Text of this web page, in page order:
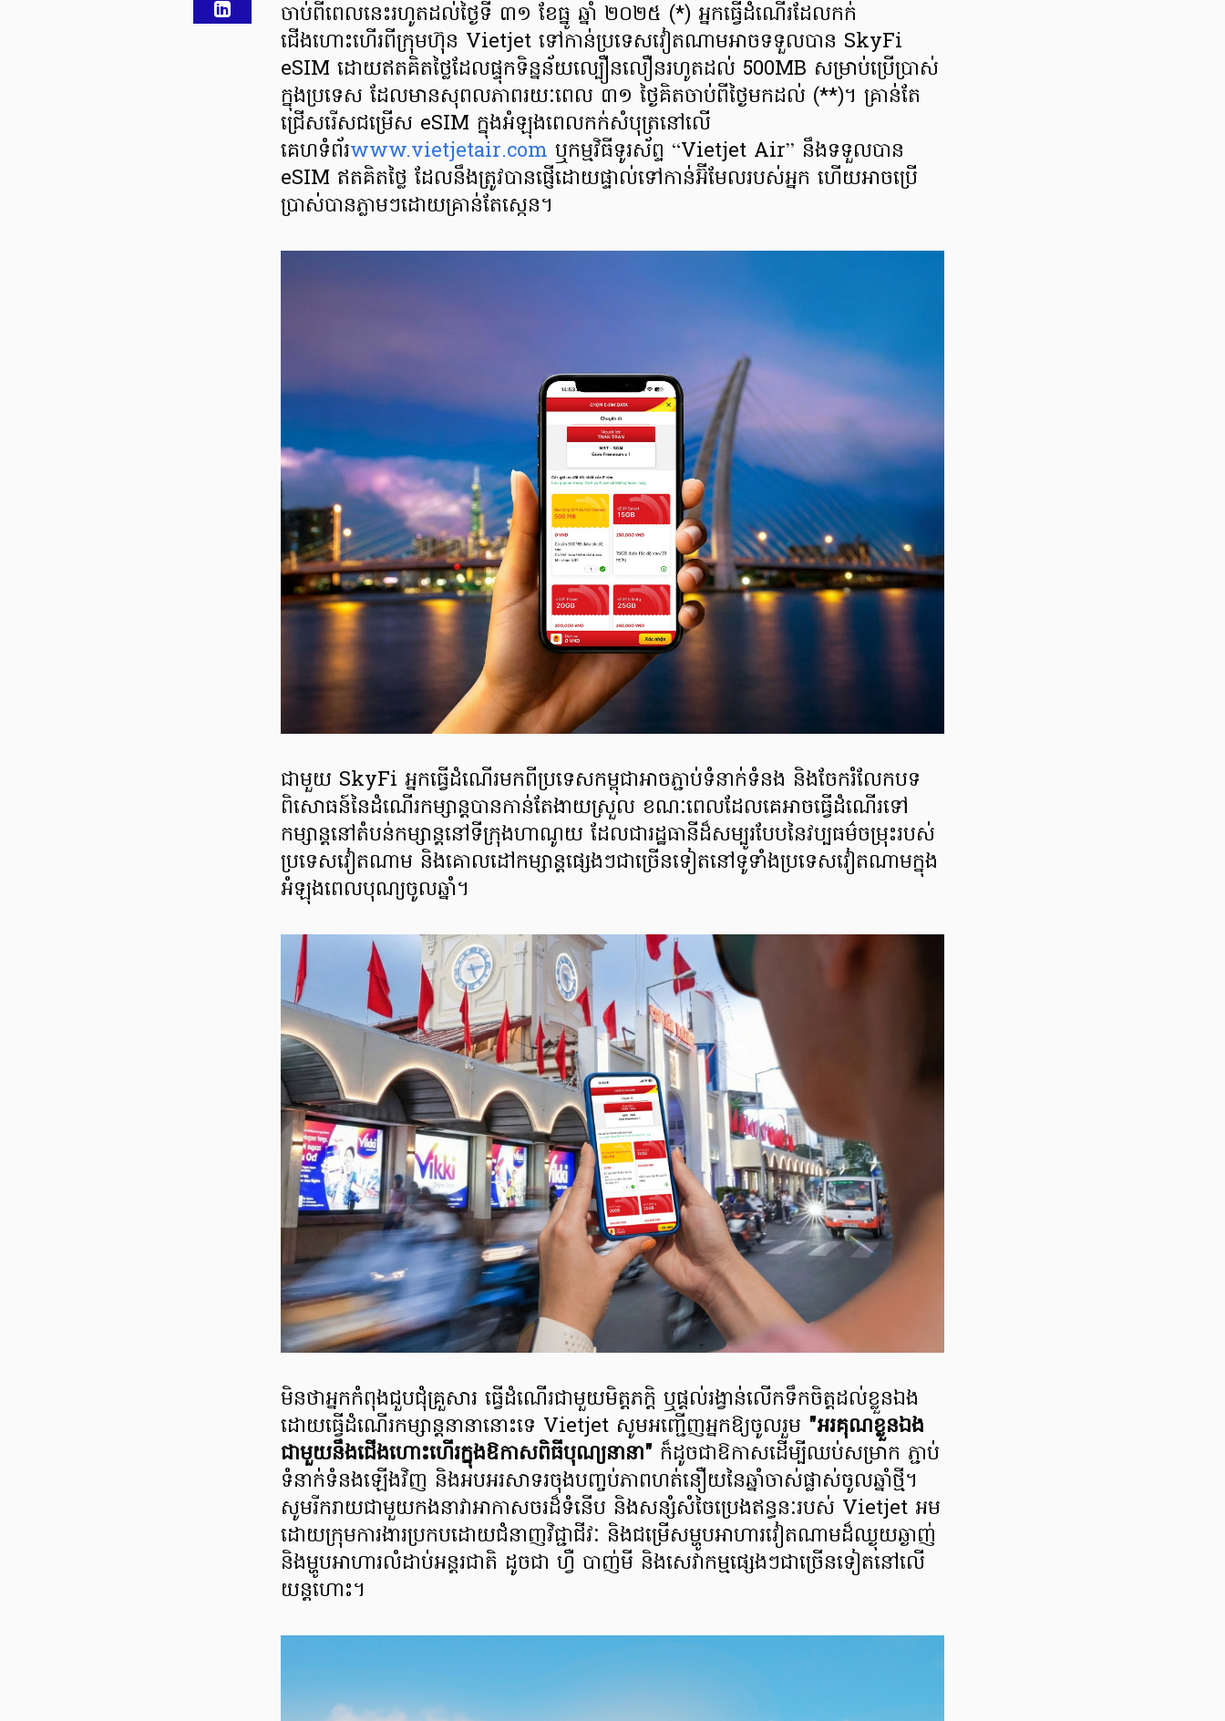
ចាប់ពីពេលនេះរហូតដល់ថ្ងៃទី ៣១ ខែធ្នូ ឆ្នាំ ២០២៥ (*) អ្នកធ្វើដំណើរដែលកក់
ជើងហោះហើរពីក្រុមហ៊ុន Vietjet ទៅកាន់ប្រទេសវៀតណាមអាចទទួលបាន SkyFi
eSIM ដោយឥតគិតថ្លៃដែលផ្ទុកទិន្នន័យល្បឿនលឿនរហូតដល់ 500MB សម្រាប់ប្រើប្រាស់
ក្នុងប្រទេស ដែលមានសុពលភាពរយៈពេល ៣១ ថ្ងៃគិតចាប់ពីថ្ងៃមកដល់ (**)។ គ្រាន់តែ
ជ្រើសរើសជម្រើស eSIM ក្នុងអំឡុងពេលកក់សំបុត្រនៅលើ
គេហទំព័រwww.vietjetair.com ឬកម្មវិធីទូរស័ព្ទ “Vietjet Air” នឹងទទួលបាន
eSIM ឥតគិតថ្លៃ ដែលនឹងត្រូវបានផ្ញើដោយផ្ទាល់ទៅកាន់អ៊ីមែលរបស់អ្នក ហើយអាចប្រើ
ប្រាស់បានភ្លាមៗដោយគ្រាន់តែស្កេន។
ជាមួយ SkyFi អ្នកធ្វើដំណើរមកពីប្រទេសកម្ពុជាអាចភ្ជាប់ទំនាក់ទំនង និងចែករំលែកបទ
ពិសោធន៍នៃដំណើរកម្សាន្តបានកាន់តែងាយស្រួល ខណៈពេលដែលគេអាចធ្វើដំណើរទៅ
កម្សាន្តនៅតំបន់កម្សាន្តនៅទីក្រុងហាណូយ ដែលជារដ្ឋធានីដ៏សម្បូរបែបនៃវប្បធម៌ចម្រុះរបស់
ប្រទេសវៀតណាម និងគោលដៅកម្សាន្តផ្សេងៗជាច្រើនទៀតនៅទូទាំងប្រទេសវៀតណាមក្នុង
អំឡុងពេលបុណ្យចូលឆ្នាំ។
មិនថាអ្នកកំពុងជួបជុំគ្រួសារ ធ្វើដំណើរជាមួយមិត្តភក្តិ ឬផ្តល់រង្វាន់លើកទឹកចិត្តដល់ខ្លួនឯង
ដោយធ្វើដំណើរកម្សាន្តនានានោះទេ Vietjet សូមអញ្ជើញអ្នកឱ្យចូលរួម "អរគុណខ្លួនឯង
ជាមួយនឹងជើងហោះហើរក្នុងឱកាសពិធីបុណ្យនានា" ក៏ដូចជាឱកាសដើម្បីឈប់សម្រាក ភ្ជាប់
ទំនាក់ទំនងឡើងវិញ និងអបអរសាទរចុងបញ្ចប់ភាពហត់នឿយនៃឆ្នាំចាស់ផ្លាស់ចូលឆ្នាំថ្មី។
សូមរីករាយជាមួយកងនាវាអាកាសចរដ៏ទំនើប និងសន្សំសំចៃប្រេងឥន្ធនៈរបស់ Vietjet អម
ដោយក្រុមការងារប្រកបដោយជំនាញវិជ្ជាជីវៈ និងជម្រើសម្ហូបអាហារវៀតណាមដ៏ឈ្ងុយឆ្ងាញ់
និងម្ហូបអាហារលំដាប់អន្តរជាតិ ដូចជា ហ្វឺ បាញ់មី និងសេវាកម្មផ្សេងៗជាច្រើនទៀតនៅលើ
យន្តហោះ។